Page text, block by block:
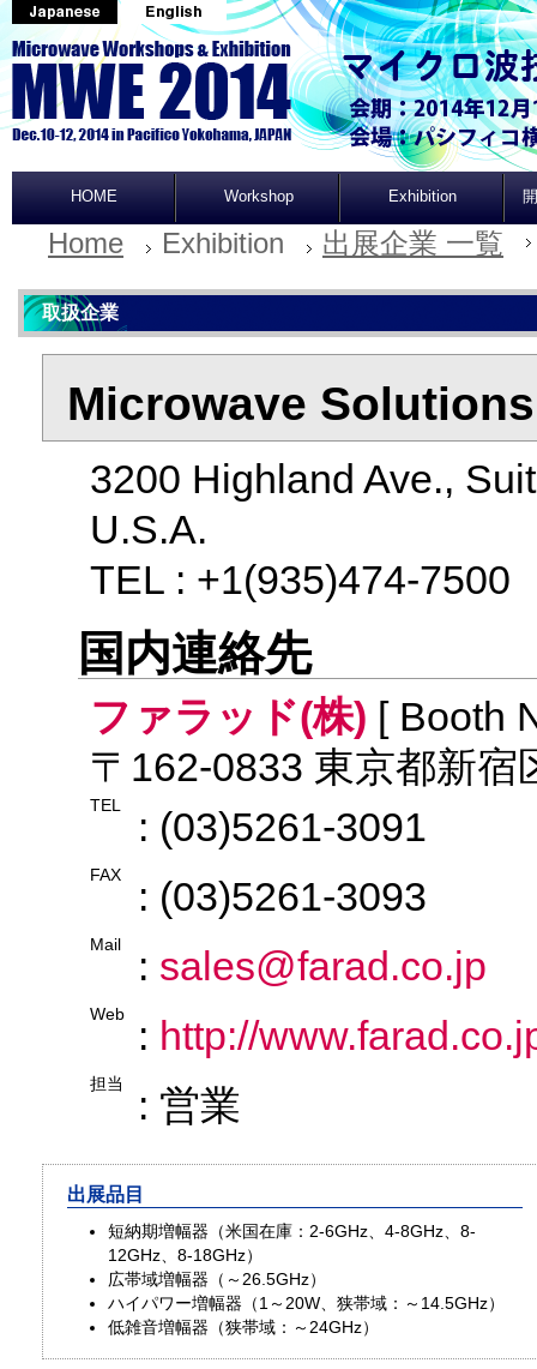
HOME Workshop Exhibition
Home Exhibition 出展企業 一覧
取扱企業
Microwave
3200 Highland Ave.,
U.S.A.
TEL : +1(935)474-
国内連絡先
ファラッド(株) [ Booth
〒162-0833 東京都新
TEL : (03)5261-3091
FAX : (03)5261-3093
Mail : sales@farad.co.jp
Web : http://
担当 : 営業
出展品目
短納期増幅器（米国在庫：2-6GHz、4-8GHz、8-
12GHz、8-18GHz）
広帯域増幅器（～26.5GHz）
ハイパワー増幅器（1～20W、狭帯域：～14.5GHz）
低雑音増幅器（狭帯域：～24GHz）